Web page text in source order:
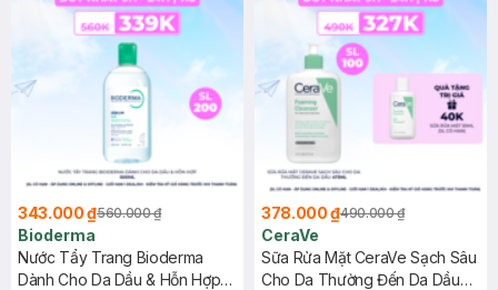
343.000 ₫560.000 ₫
Bioderma
Nước Tẩy Trang Bioderma
Dành Cho Da Dầu & Hỗn Hợp
378.000 ₫490.000 ₫
CeraVe
Sữa Rửa Mặt CeraVe Sạch Sâu
Cho Da Thường Đến Da Dầu